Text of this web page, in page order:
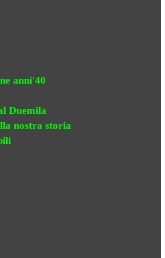
anni'40
Duemila
nostra storia